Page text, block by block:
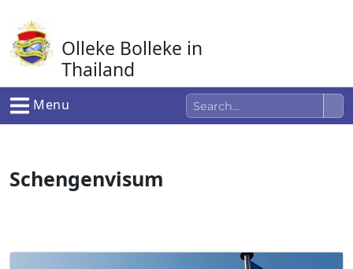
naar
de
inhoud
Olleke Bolleke in
Thailand
In Thailand
Menu
Schengenvisum